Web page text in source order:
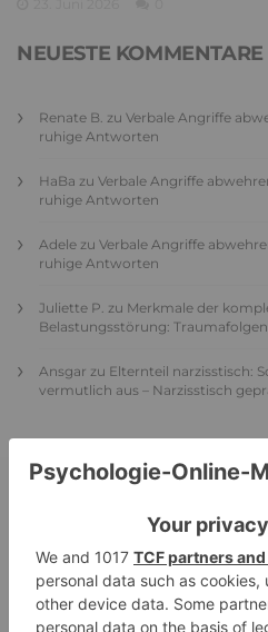
NEUESTE KOMMENTARE
Renate B. zu Verbale Angriffe
ruhige Antworten
HaBa zu Verbale Angriffe
ruhige Antworten
Adele zu Verbale Angriffe
ruhige Antworten
Juliette P. zu Merkmale der
Belastungsstörung:
Ansgar zu Elternteil narzisstisch:
vermutlich aus – Narzisstisch
DIE BELIEBTESTEN